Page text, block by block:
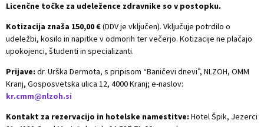
Licenčne točke za udeležence zdravnike so v postopku.
Kotizacija znaša 150,00 €(DDV je vključen). Vključuje potrdilo o
udeležbi, kosilo in napitke v odmorih ter večerjo. Kotizacije ne plačajo
upokojenci, študenti in specializanti.
Prijave: dr. Urška Dermota, s pripisom “Baničevi dnevi”, NLZOH, OMM
Kranj, Gosposvetska ulica 12, 4000 Kranj; e-naslov:
kr.cmm@nlzoh.si
Kontakt za rezervacijo in hotelske namestitve: Hotel Špik, Jezerci